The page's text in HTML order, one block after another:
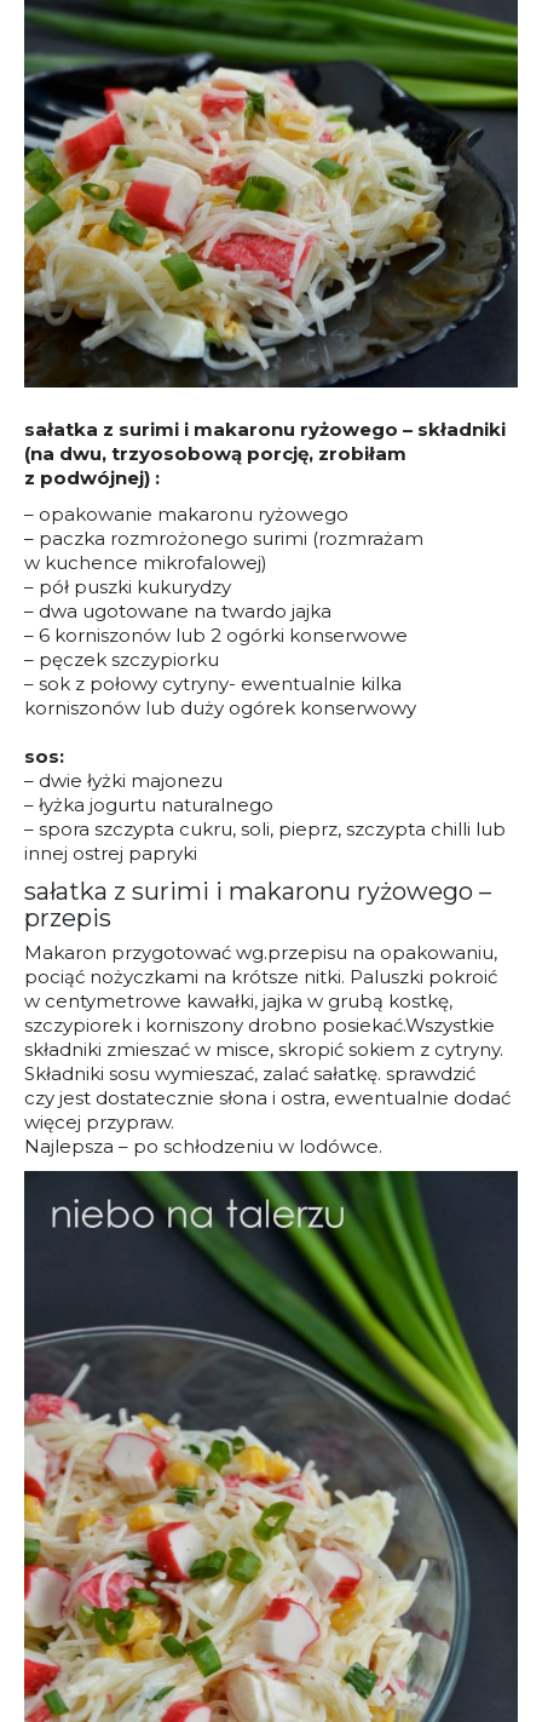
sałatka z surimi i makaronu ryżowego – składniki
(na dwu, trzyosobową porcję, zrobiłam
z podwójnej) :
– opakowanie makaronu ryżowego
– paczka rozmrożonego surimi (rozmrażam
w kuchence mikrofalowej)
– pół puszki kukurydzy
– dwa ugotowane na twardo jajka
– 6 korniszonów lub 2 ogórki konserwowe
– pęczek szczypiorku
– sok z połowy cytryny- ewentualnie kilka
korniszonów lub duży ogórek konserwowy
sos:
– dwie łyżki majonezu
– łyżka jogurtu naturalnego
– spora szczypta cukru, soli, pieprz, szczypta chilli lub
innej ostrej papryki
sałatka z surimi i makaronu ryżowego –
przepis
Makaron przygotować wg.przepisu na opakowaniu,
pociąć nożyczkami na krótsze nitki. Paluszki pokroić
w centymetrowe kawałki, jajka w grubą kostkę,
szczypiorek i korniszony drobno posiekać.Wszystkie
składniki zmieszać w misce, skropić sokiem z cytryny.
Składniki sosu wymieszać, zalać sałatkę. sprawdzić
czy jest dostatecznie słona i ostra, ewentualnie dodać
więcej przypraw.
Najlepsza – po schłodzeniu w lodówce.